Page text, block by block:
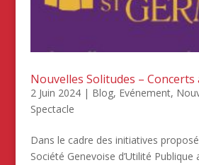
Nouvelles Solitudes – Concerts
2 Juin 2024| Blog, Evénement,
Spectacle
Dans le cadre des initiatives
Société Genevoise d’Utilité Publique